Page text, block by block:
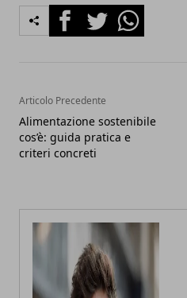
FacebookTwitterWhatsapp
Articolo Precedente
Alimentazione sostenibile
cos’è: guida pratica e
criteri concreti